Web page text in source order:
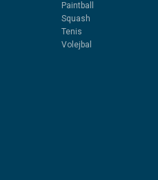
Paintball
Squash
Tenis
Volejbal